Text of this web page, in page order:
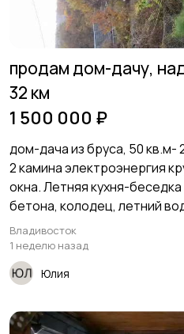
продам дом-дачу,
32 км
1 500 000 ₽
дом-дача из бруса, 50 кв.м-
2 камина электроэнергия
окна. Летняя кухня-
бетона, колодец, летний
Владивосток
1 неделю назад
Юлия